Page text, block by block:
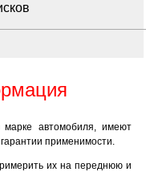
автомобиля, имеют
применимости.
их на переднюю и